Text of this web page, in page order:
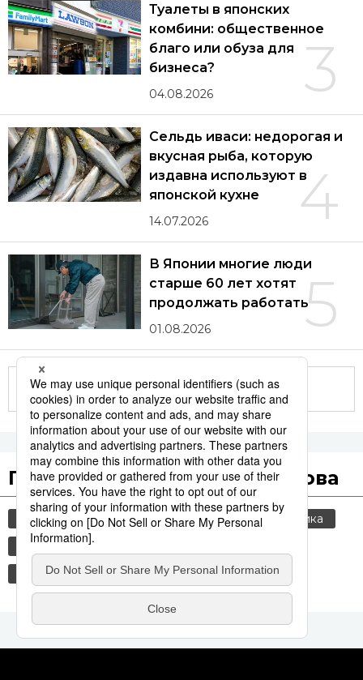
3
Туалеты в японских
комбини: общественное
благо или обуза для
бизнеса?
04.08.2026
4
Сельдь иваси: недорогая и
вкусная рыба, которую
издавна используют в
японской кухне
14.07.2026
5
В Японии многие люди
старше 60 лет хотят
продолжать работать
01.08.2026
Другие статьи по теме
Популярные поисковые слова
общество культура jiji press
политика
туризм
история
религия
россия стихийные бедствия